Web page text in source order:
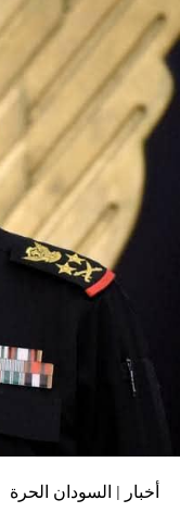
أخبار | السودان الحرة